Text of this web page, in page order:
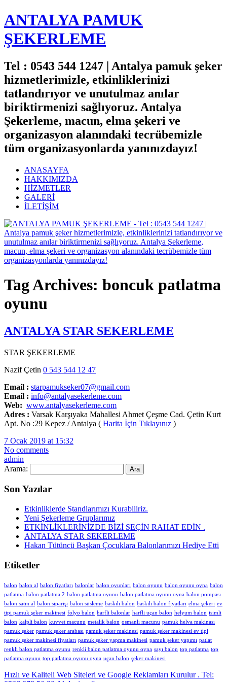
ANTALYA PAMUK
ŞEKERLEME
Tel : 0543 544 1247 | Antalya pamuk şeker
hizmetlerimizle, etkinliklerinizi
tatlandırıyor ve unutulmaz anılar
biriktirmenizi sağlıyoruz. Antalya
Şekerleme, macun, elma şekeri ve
organizasyon alanındaki tecrübemizle
tüm organizasyonlarda yanınızdayız!
ANASAYFA
HAKKIMIZDA
HİZMETLER
GALERİ
İLETİŞİM
Tag Archives: boncuk patlatma
oyunu
ANTALYA STAR SEKERLEME
STAR ŞEKERLEME
Nazif Çetin 0 543 544 12 47
Email : starpamukseker07@gmail.com
Email : info@antalyasekerleme.com
Web: www.antalyasekerleme.com
Adres : Varsak Karşıyaka Mahallesi Ahmet Çeşme Cad. Çetin Kurt
Apt. No :29 Kepez / Antalya ( Harita İçin Tıklayınız )
7 Ocak 2019 at 15:32
No comments
admin
Arama:
Son Yazılar
Etkinliklerde Standlarımızı Kurabiliriz.
Yeni Şekerleme Gruplarımız
ETKİNLİKLERİNİZDE BİZİ SEÇİN RAHAT EDİN .
ANTALYA STAR SEKERLEME
Hakan Tütüncü Başkan Çocuklara Balonlarımızı Hediye Etti
Etiketler
balon balon al balon fiyatları balonlar balon oyunları balon oyunu balon oyunu oyna balon
patlatma balon patlatma 2 balon patlatma oyunu balon patlatma oyunu oyna balon pompası
balon satın al balon siparişi balon süsleme baskılı balon baskılı balon fiyatları elma şekeri ev
tipi pamuk şeker makinesi folyo balon harfli balonlar harfli uçan balon helyum balon isimli
balon kalpli balon kuvvet macunu metalik balon osmanlı macunu pamuk helva makinası
pamuk şeker pamuk şeker arabası pamuk şeker makinesi pamuk şeker makinesi ev tipi
pamuk şeker makinesi fiyatları pamuk şeker yapma makinesi pamuk şeker yapımı patlat
renkli balon patlatma oyunu renkli balon patlatma oyunu oyna sayı balon top patlatma top
patlatma oyunu top patlatma oyunu oyna uçan balon şeker makinesi
Hızlı ve Kaliteli Web Siteleri ve Google Reklamları Kurulur . Tel: